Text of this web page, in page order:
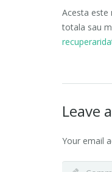
Acesta este
totala sau
Leave
Your email